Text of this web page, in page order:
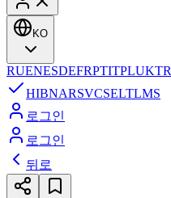
KO
RUENESDEFRPTITPLUKTR
HIBNARSVCSELTLMS
로그인
로그인
뒤로